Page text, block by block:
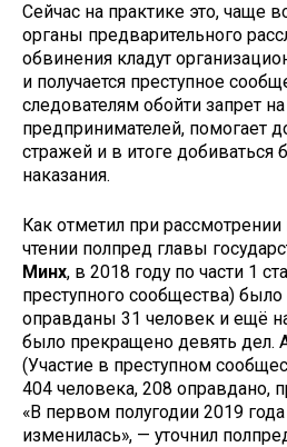
Сейчас на практике это, чаще
органы предварительного
обвинения кладут
и получается преступное
следователям обойти запрет
предпринимателей, помогает
стражей и в итоге добиваться
наказания.
Как отметил при
чтении полпред главы
Минх, в 2018 году по части 1
преступного сообщества)
оправданы 31 человек и ещё
было прекращено девять дел.
(Участие в преступном
404 человека, 208 оправдано,
«В первом полугодии 2019
изменилась», — уточнил